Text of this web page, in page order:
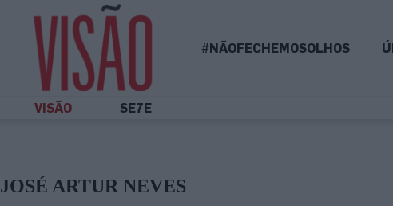
#NÃOFECHEMOSOLHOS
VISÃO SE7E
JOSÉ ARTUR NEVES